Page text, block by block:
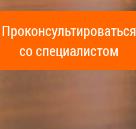
Проконсультироваться
со специалистом